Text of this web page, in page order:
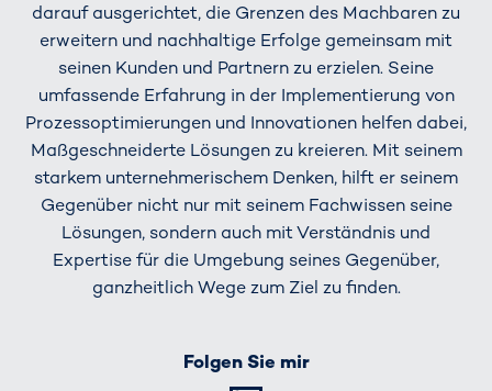
darauf ausgerichtet, die Grenzen des Machbaren zu
erweitern und nachhaltige Erfolge gemeinsam mit
seinen Kunden und Partnern zu erzielen. Seine
umfassende Erfahrung in der Implementierung von
Prozessoptimierungen und Innovationen helfen dabei,
Maßgeschneiderte Lösungen zu kreieren. Mit seinem
starkem unternehmerischem Denken, hilft er seinem
Gegenüber nicht nur mit seinem Fachwissen seine
Lösungen, sondern auch mit Verständnis und
Expertise für die Umgebung seines Gegenüber,
ganzheitlich Wege zum Ziel zu finden.
Folgen Sie mir